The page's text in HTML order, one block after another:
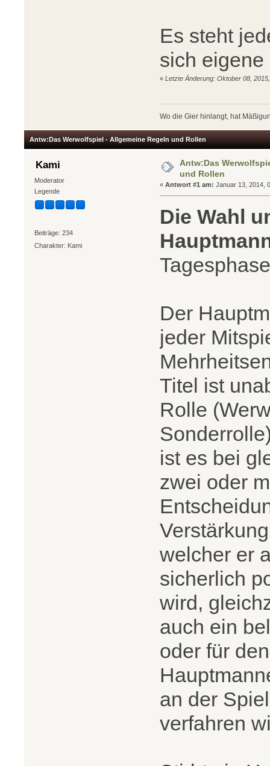
Es steht
sich
«Letzte Änderung: Oktober 08,
Wo die Gier hinlangt, hat
Antw:Das Werwolfspiel - Allgemeine Regeln und Rollen
Kami
Moderator
Legende
Beiträge: 234
Charakter: Kami
Antw:Das
und Rollen
«Antwort #1 am: Januar 13, 2014,
Die Wahl
Der
jeder
Titel ist
Rolle
ist es bei
zwei oder
welcher er
sicherlich
wird,
auch ein
oder für
an der
verfahren